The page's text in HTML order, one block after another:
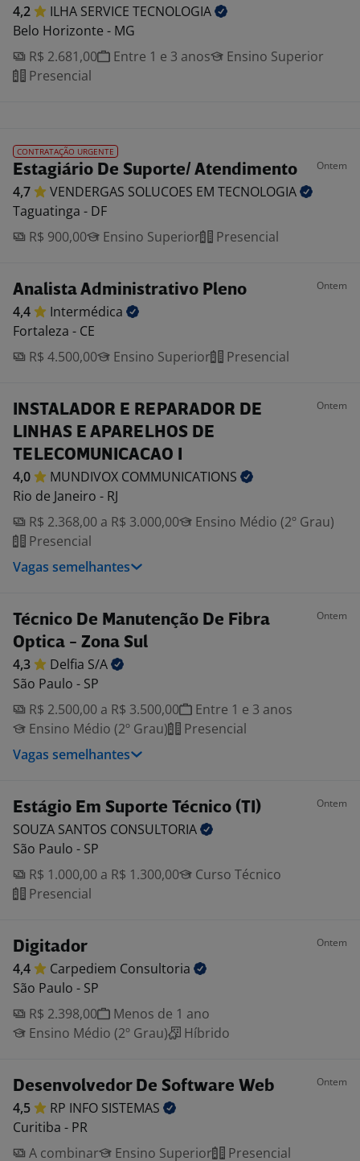
4,2 ILHA SERVICE TECNOLOGIA
Belo Horizonte - MG
R$ 2.681,00
Entre 1 e 3 anos
Ensino Superior
Presencial
CONTRATAÇÃO URGENTE
Estagiário De Suporte/ Atendimento Ontem
4,7 VENDERGAS SOLUCOES EM TECNOLOGIA
Taguatinga - DF
R$ 900,00
Ensino Superior Presencial
Analista Administrativo Pleno Ontem
4,4
Intermédica
Fortaleza - CE
R$ 4.500,00
Ensino Superior Presencial
INSTALADOR E REPARADOR DE
LINHAS E APARELHOS DE
TELECOMUNICACAO I
Ontem
4,0 MUNDIVOX COMMUNICATIONS
Rio de Janeiro - RJ
R$ 2.368,00 a R$ 3.000,00
Ensino Médio (2º Grau)
Presencial
Vagas semelhantes
Técnico De Manutenção De Fibra
Optica - Zona Sul
Ontem
4,3 Delfia S/A
São Paulo - SP
R$ 2.500,00 a R$ 3.500,00
Entre 1 e 3 anos
Ensino Médio (2º Grau)
Presencial
Vagas semelhantes
Estágio Em Suporte Técnico (TI) Ontem
SOUZA SANTOS CONSULTORIA
São Paulo - SP
R$ 1.000,00 a R$ 1.300,00
Curso Técnico
Presencial
Digitador Ontem
4,4 Carpediem Consultoria
São Paulo - SP
R$ 2.398,00
Menos de 1 ano
Ensino Médio (2º Grau)
Híbrido
Desenvolvedor De Software Web Ontem
4,5 RP INFO SISTEMAS
Curitiba - PR
A combinar
Ensino Superior Presencial